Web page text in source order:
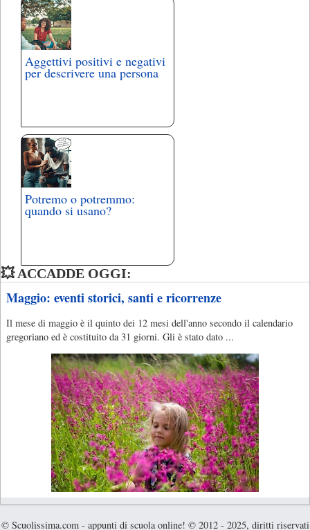
Aggettivi positivi e negativi
per descrivere una persona
Potremo o potremmo:
quando si usano?
💥 ACCADDE OGGI:
Maggio: eventi storici, santi e ricorrenze
Il mese di maggio è il quinto dei 12 mesi dell'anno secondo il calendario
gregoriano ed è costituito da 31 giorni. Gli è stato dato ...
© Scuolissima.com - appunti di scuola online! © 2012 - 2025, diritti riservati